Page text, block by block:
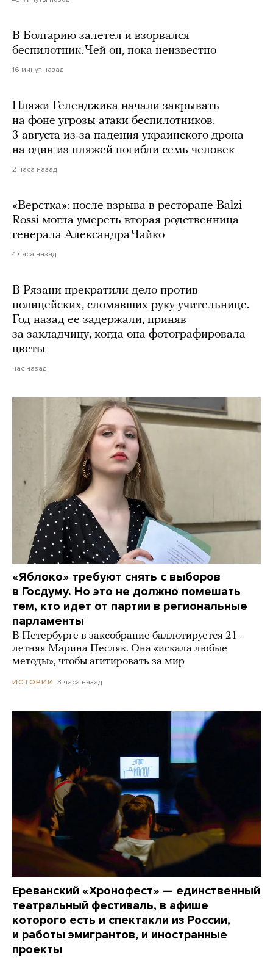
В Болгарию залетел и взорвался
беспилотник. Чей он, пока неизвестно
16 минут назад
Пляжи Геленджика начали закрывать
на фоне угрозы атаки беспилотников.
3 августа из-за падения украинского дрона
на один из пляжей погибли семь человек
2 часа назад
«Верстка»: после взрыва в ресторане Balzi
Rossi могла умереть вторая родственница
генерала Александра Чайко
4 часа назад
В Рязани прекратили дело против
полицейских, сломавших руку учительнице.
Год назад ее задержали, приняв
за закладчицу, когда она фотографировала
цветы
час назад
«Яблоко» требуют снять с выборов
в Госдуму. Но это не должно помешать
тем, кто идет от партии в региональные
парламенты
В Петербурге в заксобрание баллотируется 21-
летняя Марина Песляк. Она «искала любые
методы», чтобы агитировать за мир
ИСТОРИИ 3 часа назад
Ереванский «Хронофест» — единственный
театральный фестиваль, в афише
которого есть и спектакли из России,
и работы эмигрантов, и иностранные
проекты